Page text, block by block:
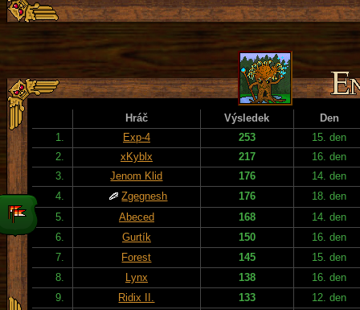
Hráč Výsledek
Den
1.
Exp-4 253
15. den
2.
xKyblx 217
16. den
3.
Jenom Klid 176
14. den
4.
Zgegnesh 176
18. den
5.
Abeced 168
14. den
6.
Gurtík 150
16. den
7.
Forest 145
15. den
8.
Lynx 138
16. den
9.
Ridix II. 133
12. den